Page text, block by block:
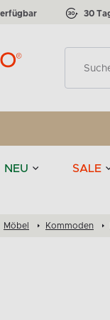
30
NEU SALE
zu 50 %
der Produkte:77
der Produkte:888
Möbel Kommoden